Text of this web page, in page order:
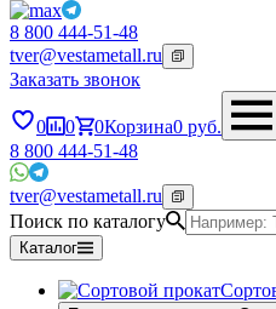
8 800 444-51-48
tver@vestametall.ru
Заказать звонок
0 0 0Корзина0 руб.
8 800 444-51-48
tver@vestametall.ru
Поиск по каталогу
Каталог